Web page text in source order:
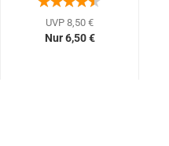
UVP 8,50 €
Nur 6,50 €